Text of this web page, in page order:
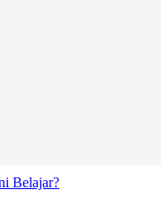
Belajar?